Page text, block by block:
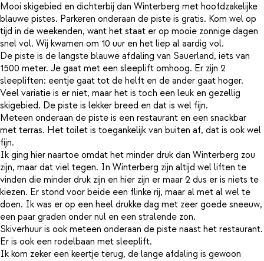
Mooi skigebied en dichterbij dan Winterberg met hoofdzakelijke
blauwe pistes. Parkeren onderaan de piste is gratis. Kom wel op
tijd in de weekenden, want het staat er op mooie zonnige dagen
snel vol. Wij kwamen om 10 uur en het liep al aardig vol.
De piste is de langste blauwe afdaling van Sauerland, iets van
1500 meter. Je gaat met een sleeplift omhoog. Er zijn 2
sleepliften: eentje gaat tot de helft en de ander gaat hoger.
Veel variatie is er niet, maar het is toch een leuk en gezellig
skigebied. De piste is lekker breed en dat is wel fijn.
Meteen onderaan de piste is een restaurant en een snackbar
met terras. Het toilet is toegankelijk van buiten af, dat is ook wel
fijn.
Ik ging hier naartoe omdat het minder druk dan Winterberg zou
zijn, maar dat viel tegen. In Winterberg zijn altijd wel liften te
vinden die minder druk zijn en hier zijn er maar 2 dus er is niets te
kiezen. Er stond voor beide een flinke rij, maar al met al wel te
doen. Ik was er op een heel drukke dag met zeer goede sneeuw,
een paar graden onder nul en een stralende zon.
Skiverhuur is ook meteen onderaan de piste naast het restaurant.
Er is ook een rodelbaan met sleeplift.
Ik kom zeker een keertje terug, de lange afdaling is gewoon